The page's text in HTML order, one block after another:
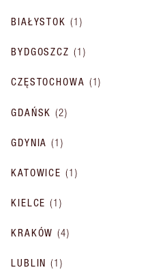
BIAŁYSTOK (1 )
BYDGOSZCZ (1 )
CZĘSTOCHOWA (1)
GDAŃSK (2)
GDYNIA (1)
KATOWICE (1 )
KIELCE (1)
KRAKÓW (4)
LUBLIN (1)